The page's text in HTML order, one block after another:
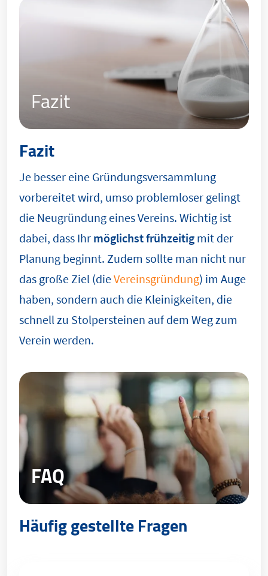
Fazit
Fazit
Je besser eine Gründungsversammlung
vorbereitet wird, umso problemloser gelingt
die Neugründung eines Vereins. Wichtig ist
dabei, dass Ihr möglichst frühzeitig mit der
Planung beginnt. Zudem sollte man nicht nur
das große Ziel (dieVereinsgründung) im Auge
haben, sondern auch die Kleinigkeiten, die
schnell zu Stolpersteinen auf dem Weg zum
Verein werden.
FAQ
Häufig gestellte Fragen